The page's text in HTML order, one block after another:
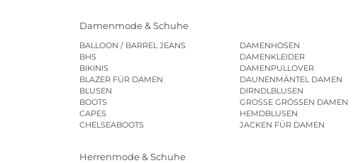
Damenmode & Schuhe
BALLOON / BARREL JEANS
BHS
BIKINIS
BLAZER FÜR DAMEN
BLUSEN
BOOTS
CAPES
CHELSEABOOTS
DAMENHOSEN
DAMENKLEIDER
DAMENPULLOVER
DAUNENMÄNTEL DAMEN
DIRNDLBLUSEN
GROSSE GRÖSSEN DAMEN
HEMDBLUSEN
JACKEN FÜR DAMEN
Herrenmode & Schuhe